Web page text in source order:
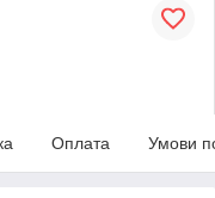
Оплата Умови